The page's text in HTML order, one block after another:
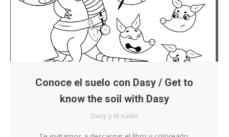
Conoce el suelo con Dasy / Get to
know the soil with Dasy
Dasy y el suelo